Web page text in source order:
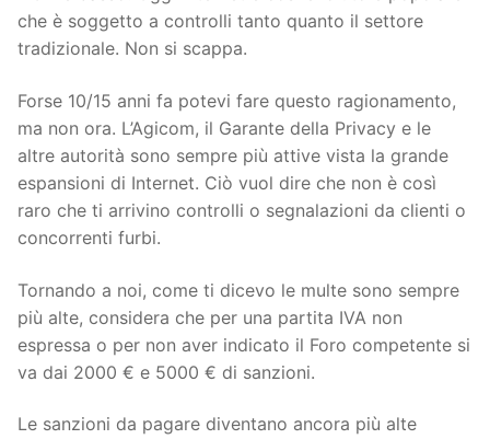
che è soggetto a controlli tanto quanto il settore
tradizionale. Non si scappa.
Forse 10/15 anni fa potevi fare questo ragionamento,
ma non ora. L’Agicom, il Garante della Privacy e le
altre autorità sono sempre più attive vista la grande
espansioni di Internet. Ciò vuol dire che non è così
raro che ti arrivino controlli o segnalazioni da clienti o
concorrenti furbi.
Tornando a noi, come ti dicevo le multe sono sempre
più alte, considera che per una partita IVA non
espressa o per non aver indicato il Foro competente si
va dai 2000 € e 5000 € di sanzioni.
Le sanzioni da pagare diventano ancora più alte